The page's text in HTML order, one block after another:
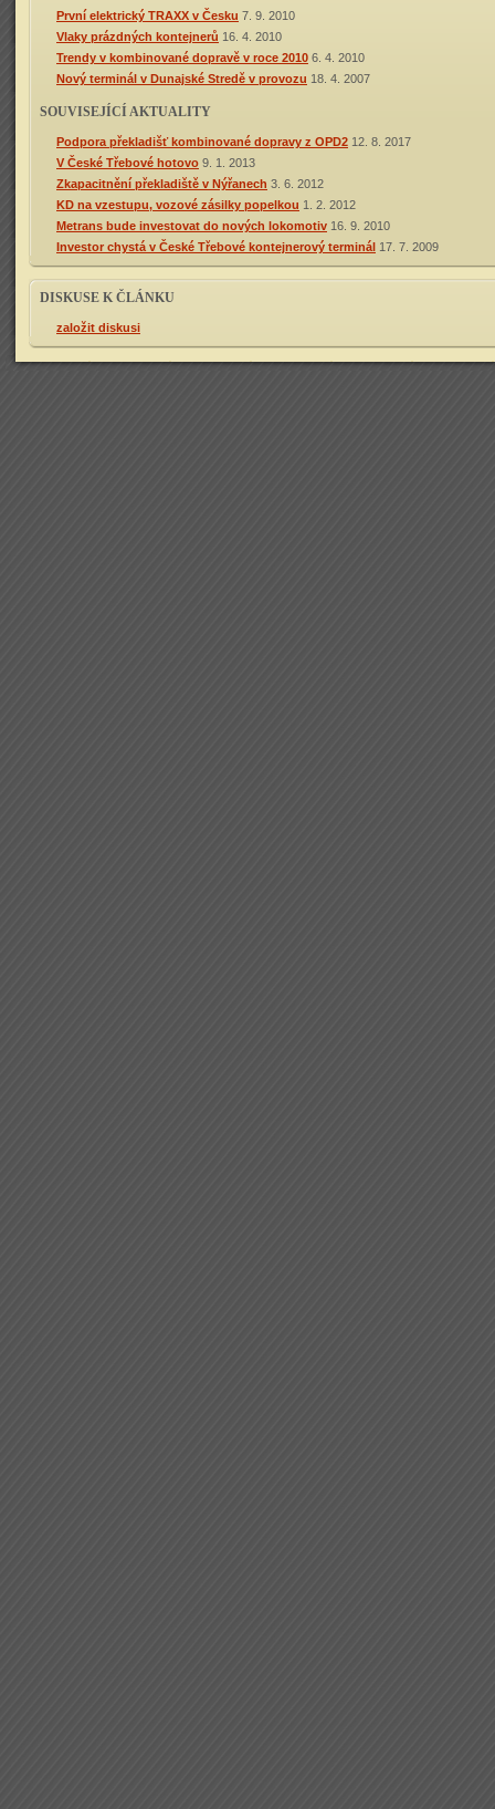
První elektrický TRAXX v Česku 7. 9. 2010
Vlaky prázdných kontejnerů 16. 4. 2010
Trendy v kombinované dopravě v roce 2010 6. 4. 2010
Nový terminál v Dunajské Stredě v provozu 18. 4. 2007
SOUVISEJÍCÍ AKTUALITY
Podpora překladišť kombinované dopravy z OPD2 12. 8. 2017
V České Třebové hotovo 9. 1. 2013
Zkapacitnění překladiště v Nýřanech 3. 6. 2012
KD na vzestupu, vozové zásilky popelkou 1. 2. 2012
Metrans bude investovat do nových lokomotiv 16. 9. 2010
Investor chystá v České Třebové kontejnerový terminál 17. 7. 2009
DISKUSE K ČLÁNKU
založit diskusi